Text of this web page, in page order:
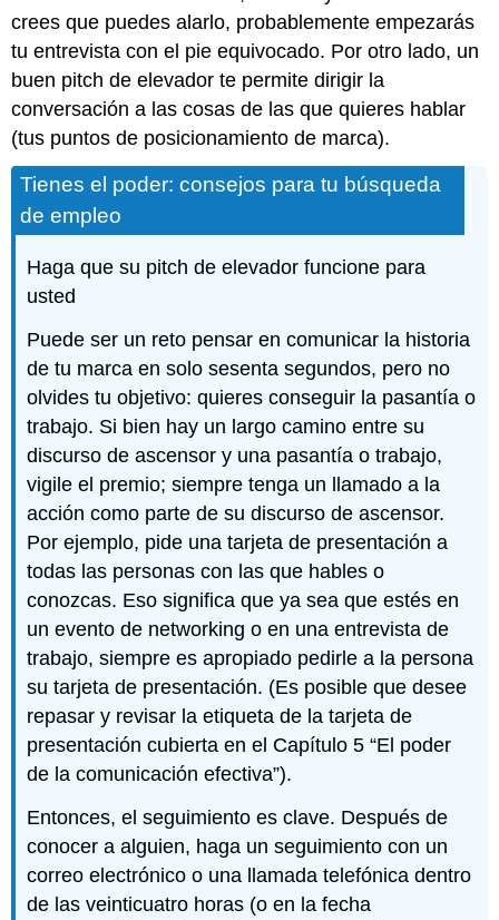
crees que puedes alarlo, probablemente empezarás
tu entrevista con el pie equivocado. Por otro lado, un
buen pitch de elevador te permite dirigir la
conversación a las cosas de las que quieres hablar
(tus puntos de posicionamiento de marca).
Tienes el poder: consejos para tu búsqueda
de empleo
Haga que su pitch de elevador funcione para
usted
Puede ser un reto pensar en comunicar la historia
de tu marca en solo sesenta segundos, pero no
olvides tu objetivo: quieres conseguir la pasantía o
trabajo. Si bien hay un largo camino entre su
discurso de ascensor y una pasantía o trabajo,
vigile el premio; siempre tenga un llamado a la
acción como parte de su discurso de ascensor.
Por ejemplo, pide una tarjeta de presentación a
todas las personas con las que hables o
conozcas. Eso significa que ya sea que estés en
un evento de networking o en una entrevista de
trabajo, siempre es apropiado pedirle a la persona
su tarjeta de presentación. (Es posible que desee
repasar y revisar la etiqueta de la tarjeta de
presentación cubierta en el Capítulo 5 “El poder
de la comunicación efectiva”).
Entonces, el seguimiento es clave. Después de
conocer a alguien, haga un seguimiento con un
correo electrónico o una llamada telefónica dentro
de las veinticuatro horas (o en la fecha